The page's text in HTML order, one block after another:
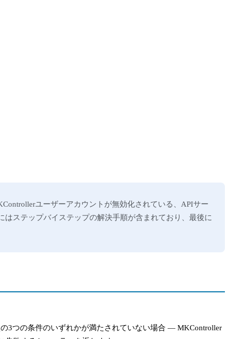
ユーザーアカウントが無効化されている、APIサー
ステップバイステップの解決手順が含まれており、最後に
3つの条件のいずれかが満たされていない場合 — MKController